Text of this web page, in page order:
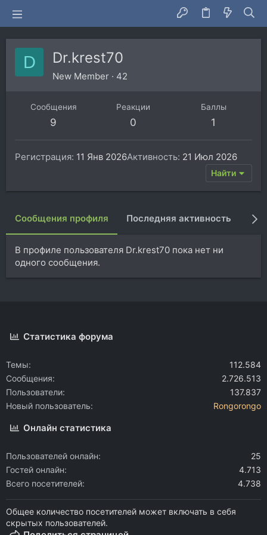
D Dr.krest70
New Member · 42
Сообщения
9
Реакции
0
Баллы
1
Регистрация 11 Янв 2026Активность 21 Июл 2026
Найти
Сообщения профиля Последняя активность
В профиле пользователя Dr.krest70 пока нет ни
одного сообщения.
Статистика форума
Темы
112.584
Сообщения
2.726.513
Пользователи
137.837
Новый пользователь
Rongorongo
Онлайн статистика
Пользователей онлайн
25
Гостей онлайн
4.713
Всего посетителей
4.738
Общее количество посетителей может включать в себя
скрытых пользователей.